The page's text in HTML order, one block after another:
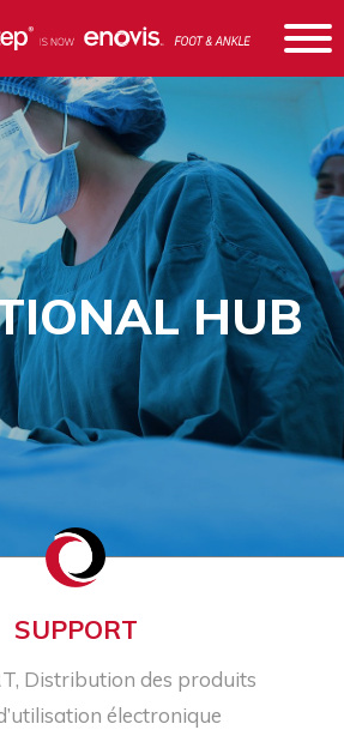
HUB
SUPPORT
Distribution des produits
électronique